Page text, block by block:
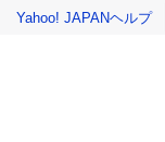
Yahoo! JAPANヘルプ